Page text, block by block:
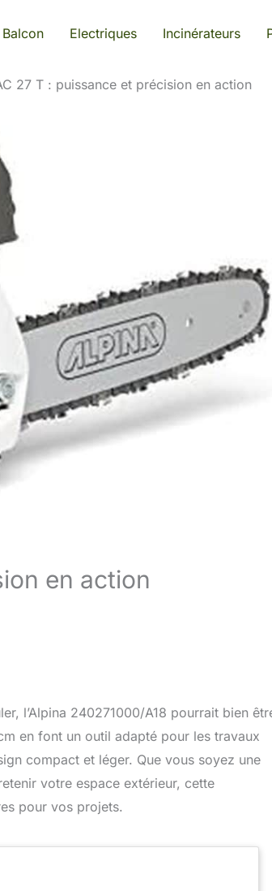
Balcon Electriques Incinérateurs
27 T : puissance et précision en action
en action
l’Alpina 240271000/A18 pourrait bien
en font un outil adapté pour les travaux
compact et léger. Que vous soyez une
votre espace extérieur, cette
pour vos projets.